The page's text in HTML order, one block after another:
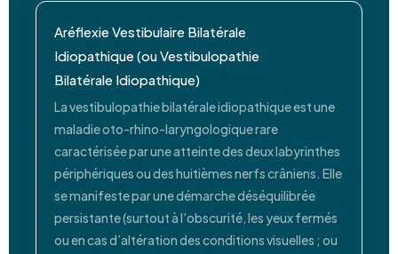
Aréflexie Vestibulaire Bilatérale
Idiopathique (ou Vestibulopathie
Bilatérale Idiopathique)
La vestibulopathie bilatérale idiopathique est une
maladie oto-rhino-laryngologique rare
caractérisée par une atteinte des deux labyrinthes
périphériques ou des huitièmes nerfs crâniens. Elle
se manifeste par une démarche déséquilibrée
persistante (surtout à l’obscurité, les yeux fermés
ou en cas d’altération des conditions visuelles ; ou